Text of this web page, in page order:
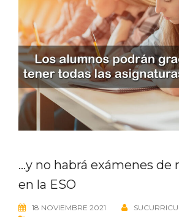
…y no habrá exámenes de
en la ESO
18 NOVIEMBRE 2021